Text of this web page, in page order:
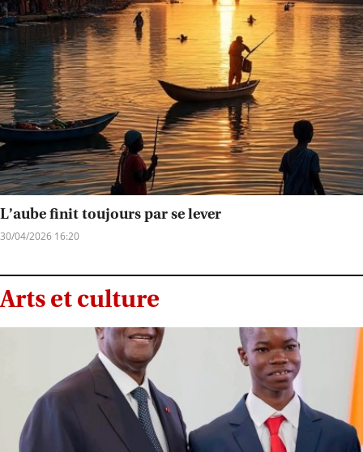
L’aube finit toujours par se lever
30/04/2026 16:20
Arts et culture